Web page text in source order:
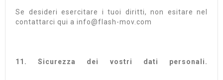
Se desideri esercitare i tuoi diritti, non esitare nel
contattarci qui a info@flash-mov.com
11. Sicurezza dei vostri dati personali.